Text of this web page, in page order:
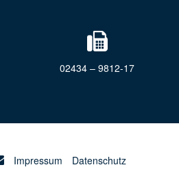
02434 – 9812-17
Impressum Datenschutz